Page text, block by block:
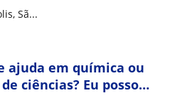
Sã...
ajuda em química ou
ciências? Eu posso